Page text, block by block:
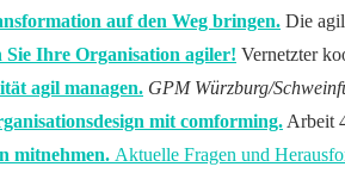
auf den Weg bringen. Die
Sie Ihre Organisation agiler! Vernetzter
agil managen. GPM Würzburg/
mit comforming. Arbeit
mitnehmen. Aktuelle Fragen und